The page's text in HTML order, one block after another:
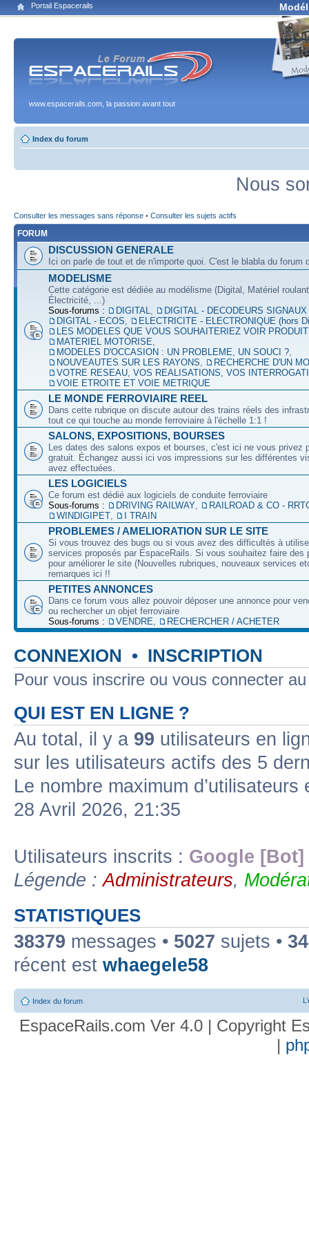
Portail Espacerails
www.espacerails.com, la passion avant tout
Index du forum
Nous
Consulter les messages sans réponse • Consulter les sujets actifs
FORUM
DISCUSSION GENERALE
Ici on parle de tout et de n'importe quoi. C'est le blabla du forum
MODELISME
Cette catégorie est dédiée au modélisme (Digital, Matériel
Électricité, ...)
Sous-forums :
DIGITAL,
DIGITAL - DECODEURS
DIGITAL - ECOS,
ELECTRICITE - ELECTRONIQUE (hors
LES MODELES QUE VOUS SOUHAITERIEZ VOIR
MATERIEL MOTORISE,
MODELES D'OCCASION : UN PROBLEME, UN SOUCI ?,
NOUVEAUTES SUR LES RAYONS,
RECHERCHE D'UN
VOTRE RESEAU, VOS REALISATIONS, VOS
VOIE ETROITE ET VOIE METRIQUE
LE MONDE FERROVIAIRE REEL
Dans cette rubrique on discute autour des trains réels des
tout ce qui touche au monde ferroviaire à l'échelle 1:1 !
SALONS, EXPOSITIONS, BOURSES
Les dates des salons expos et bourses, c'est ici ne vous privez
gratuit. Échangez aussi ici vos impressions sur les différentes
avez effectuées.
LES LOGICIELS
Ce forum est dédié aux logiciels de conduite ferroviaire
Sous-forums :
DRIVING RAILWAY,
RAILROAD & CO -
WINDIGIPET, I TRAIN
PROBLEMES / AMELIORATION SUR LE SITE
Si vous trouvez des bugs ou si vous avez des difficultés à
services proposés par EspaceRails. Si vous souhaitez faire des
pour améliorer le site (Nouvelles rubriques, nouveaux services
remarques ici !!
PETITES ANNONCES
Dans ce forum vous allez pouvoir déposer une annonce pour
ou rechercher un objet ferroviaire
Sous-forums :
VENDRE, RECHERCHER / ACHETER
CONNEXION • INSCRIPTION
Pour vous inscrire ou vous connecter
QUI EST EN LIGNE ?
Au total, il y a 99 utilisateurs en
sur les utilisateurs actifs des 5
Le nombre maximum
28 Avril 2026, 21:35
Utilisateurs inscrits : Google [Bot]
Légende :Administrateurs,
STATISTIQUES
38379 messages • 5027 sujets •
récent est whaegele58
Index du forum
EspaceRails.com Ver 4.0 | Copyright
|